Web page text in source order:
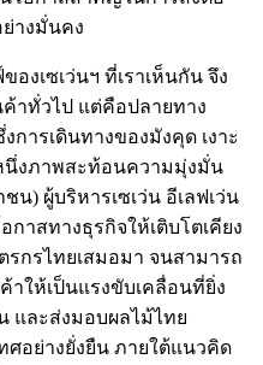
างมั่นคง
งเซเว่นฯ ที่เราเห็นกัน จึง
าทั่วไป แต่คือปลายทาง
ารเดินทางของมังคุด เงาะ
นึ่งภาพสะท้อนความมุ่งมั่น
) ผู้บริหารเซเว่น อีเลฟเว่น
กาสทางธุรกิจให้เติบโตเคียง
รกรไทยเสมอมา จนสามารถ
าให้เป็นแรงขับเคลื่อนที่ยิ่ง
และส่งมอบผลไม้ไทย
อย่างยั่งยืน ภายใต้แนวคิด